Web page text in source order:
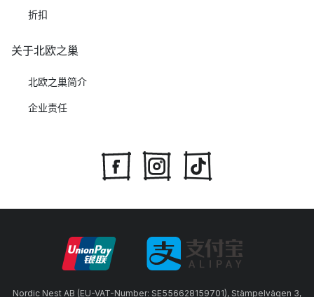
折扣
关于北欧之巢
北欧之巢简介
企业责任
Nordic Nest AB (EU-VAT-Number: SE556628159701), Stämpelvägen 3,